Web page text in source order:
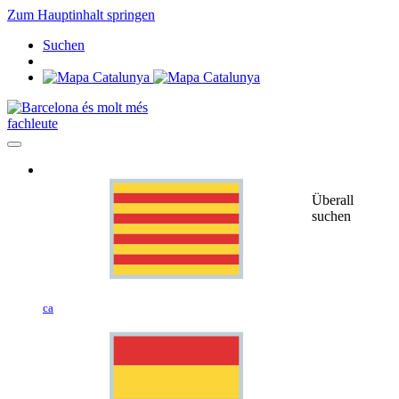
Zum Hauptinhalt springen
Suchen
fachleute
ca
Überall
suchen